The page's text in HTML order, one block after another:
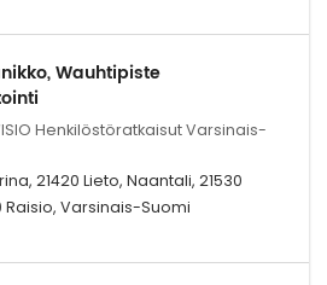
Wauhtipiste
Henkilöstöratkaisut Varsinais-
21420 Lieto, Naantali, 21530
Raisio, Varsinais-Suomi